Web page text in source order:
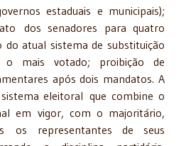
estaduais e municipais);
dos senadores para quatro
do atual sistema de substituição
o mais votado; proibição de
após dois mandatos. A
eleitoral que combine o
em vigor, com o majoritário,
os representantes de seus